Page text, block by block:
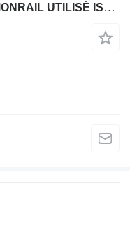
Moteur Cummins ISBE6.7 COMMONRAIL UTILISÉ ISBE6.7CM2150SN pour matériel de TP